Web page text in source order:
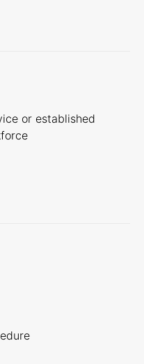
or established